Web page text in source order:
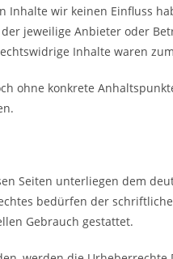
Inhalte wir keinen Einfluss
jeweilige Anbieter oder
Inhalte waren
ohne konkrete
Seiten unterliegen dem
bedürfen der
Gebrauch gestattet.